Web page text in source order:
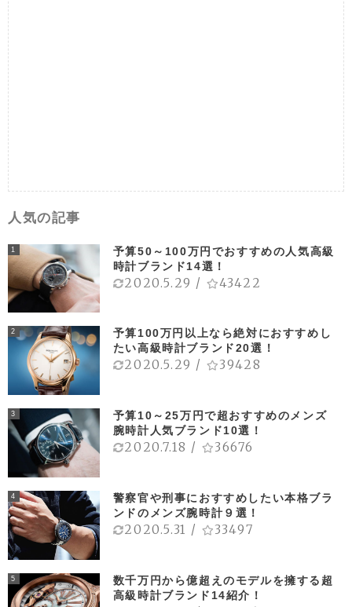
人気の記事
1
予算50～100万円でおすすめの人気高級
時計ブランド14選！
2020.5.29 / 43422
2
予算100万円以上なら絶対におすすめし
たい高級時計ブランド20選！
2020.5.29 / 39428
3
予算10～25万円で超おすすめのメンズ
腕時計人気ブランド10選！
2020.7.18 / 36676
4
警察官や刑事におすすめしたい本格ブラ
ンドのメンズ腕時計９選！
2020.5.31 / 33497
5
数千万円から億超えのモデルを擁する超
高級時計ブランド14紹介！